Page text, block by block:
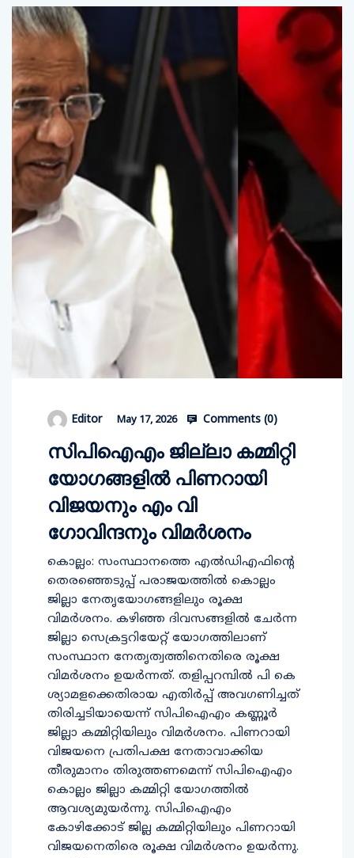
Editor May 17, 2026 Comments (0)
സിപിഐഎം ജില്ലാ കമ്മിറ്റി
യോഗങ്ങളില്‍ പിണറായി
വിജയനും എം വി
ഗോവിന്ദനും വിമര്‍ശനം
കൊല്ലം: സംസ്ഥാനത്തെ എല്‍ഡിഎഫിന്റെ
തെരഞ്ഞെടുപ്പ് പരാജയത്തില്‍ കൊല്ലം
ജില്ലാ നേതൃയോഗങ്ങളിലും രൂക്ഷ
വിമര്‍ശനം. കഴിഞ്ഞ ദിവസങ്ങളില്‍ ചേര്‍ന്ന
ജില്ലാ സെക്രട്ടറിയേറ്റ് യോഗത്തിലാണ്
സംസ്ഥാന നേതൃത്വത്തിനെതിരെ രൂക്ഷ
വിമര്‍ശനം ഉയര്‍ന്നത്. തളിപ്പറമ്പില്‍ പി കെ
ശ്യാമളക്കെതിരായ എതിര്‍പ്പ് അവഗണിച്ചത്
തിരിച്ചടിയായെന്ന് സിപിഐഎം കണ്ണൂര്‍
ജില്ലാ കമ്മിറ്റിയിലും വിമര്‍ശനം. പിണറായി
വിജയനെ പ്രതിപക്ഷ നേതാവാക്കിയ
തീരുമാനം തിരുത്തണമെന്ന് സിപിഐഎം
കൊല്ലം ജില്ലാ കമ്മിറ്റി യോഗത്തില്‍
ആവശ്യമുയര്‍ന്നു. സിപിഐഎം
കോഴിക്കോട് ജില്ല കമ്മിറ്റിയിലും പിണറായി
വിജയനെതിരെ രൂക്ഷ വിമര്‍ശനം ഉയര്‍ന്നു.